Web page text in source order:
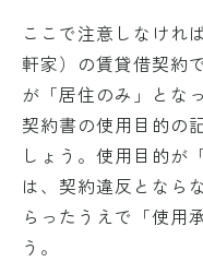
ここで注意しなけれ
軒家）の賃貸借契約
が「居住のみ」とな
契約書の使用目的の
しょう。使用目的が
は、契約違反となら
らったうえで「使用
う。